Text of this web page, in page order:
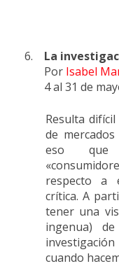
6. La
Por Isabel
4 al 31 de
Resulta
de
eso que
respecto a
crítica. A
tener una
ingenua)
cuando